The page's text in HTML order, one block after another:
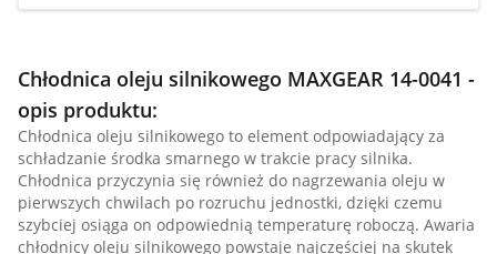
Chłodnica oleju silnikowego MAXGEAR 14-0041 -
opis produktu:
Chłodnica oleju silnikowego to element odpowiadający za
schładzanie środka smarnego w trakcie pracy silnika.
Chłodnica przyczynia się również do nagrzewania oleju w
pierwszych chwilach po rozruchu jednostki, dzięki czemu
szybciej osiąga on odpowiednią temperaturę roboczą. Awaria
chłodnicy oleju silnikowego powstaje najczęściej na skutek